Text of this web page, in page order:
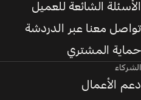
الأسئلة الشائعة للعميل
تواصل معنا عبر الدردشة
حماية المشتري
الشركاء
دعم الأعمال